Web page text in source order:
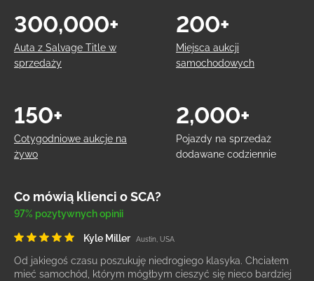
Auta z Salvage Title w
sprzedaży
300,000+
Miejsca aukcji
samochodowych
200+
Cotygodniowe aukcje na
żywo
150+
Pojazdy na sprzedaż
dodawane codziennie
2,000+
Co mówią klienci o SCA?
97% pozytywnych opinii
Kyle Miller Austin, USA
Od jakiegoś czasu poszukuję niedrogiego klasyka. Chciałem
mieć samochód, którym mógłbym cieszyć się nieco bardziej